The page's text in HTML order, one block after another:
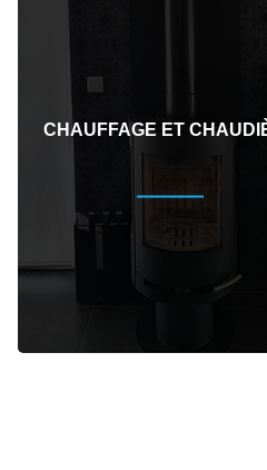
CHAUFFAGE ET